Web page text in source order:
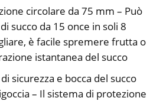
circolare da 75 mm – Può
succo da 15 once in soli 8
è facile spremere frutta o
istantanea del succo
sicurezza e bocca del succo
– Il sistema di protezione